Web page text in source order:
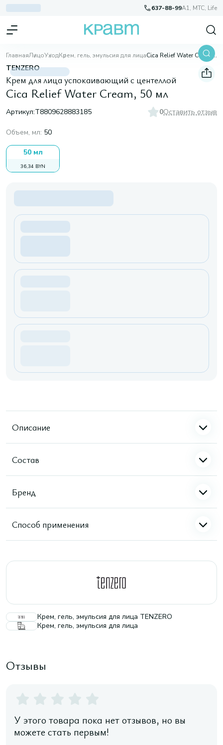
637-88-99A1, МТС, Life
ГлавнаяЛицоУходКрем, гель, эмульсия для лица Cica Relief Water Cream, 50 мл
TENZERO
Крем для лица успокаивающий с центеллой
Cica Relief Water Cream, 50 мл
Артикул:T8809628883185 0Оставить отзыв
Объем, мл: 50
50 мл
36,34 BYN
Описание
Состав
Бренд
Способ применения
Крем, гель, эмульсия для лица TENZERO
Крем, гель, эмульсия для лица
Отзывы
У этого товара пока нет отзывов, но вы
можете стать первым!